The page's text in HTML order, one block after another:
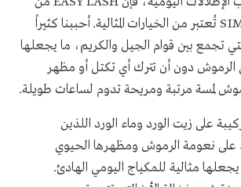
SIMIHAZE BEAUTY تُعتبر من الخيارات المثالية. أحببنا كثيراً
تجمع بين قوام الجيل والكريم، ما يجعلها
دون أن تترك أي تكتل أو مظهر
لمسة مرتبة ومريحة تدوم لساعات طويلة.
على زيت الورد وماء الورد اللذين
على نعومة الرموش ومظهرها الحيوي
مثالية للمكياج اليومي الهادئ.